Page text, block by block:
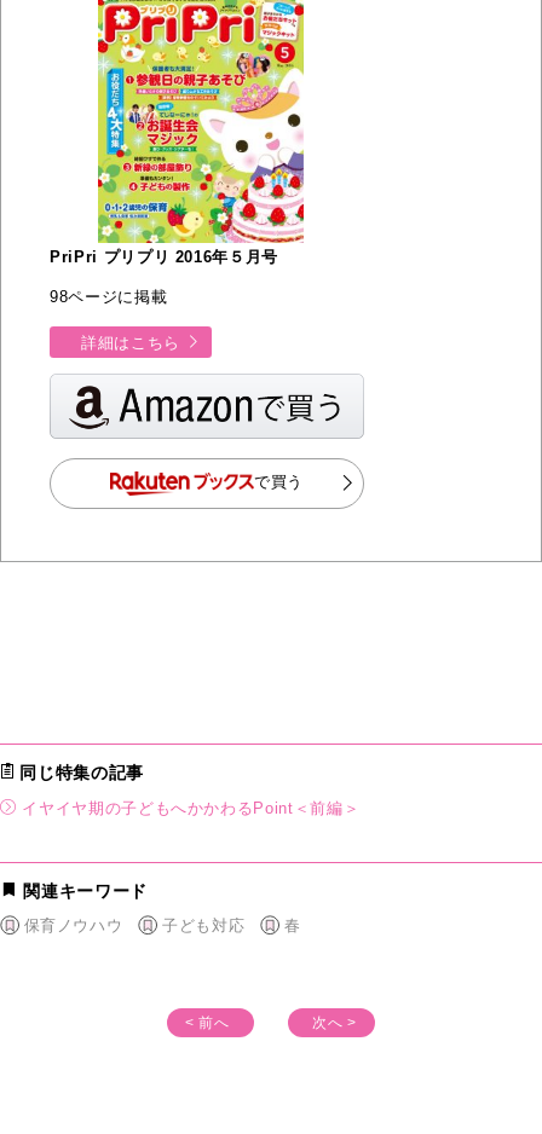
PriPri プリプリ 2016年５月号
98ページに掲載
詳細はこちら
で買う
同じ特集の記事
イヤイヤ期の子どもへかかわるPoint＜前編＞
関連キーワード
保育ノウハウ 子ども対応 春
< 前へ 次へ >